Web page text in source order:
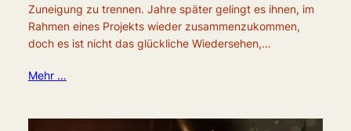
Zuneigung zu trennen. Jahre später gelingt es ihnen, im
Rahmen eines Projekts wieder zusammenzukommen,
doch es ist nicht das glückliche Wiedersehen,…
Mehr …